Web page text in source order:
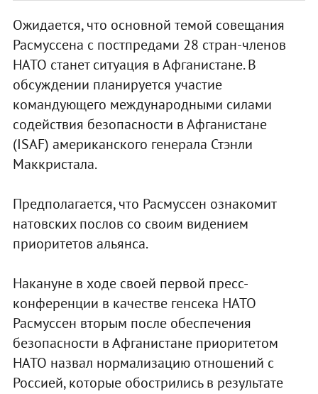
Ожидается, что основной темой совещания
Расмуссена с постпредами 28 стран-членов
НАТО станет ситуация в Афганистане. В
обсуждении планируется участие
командующего международными силами
содействия безопасности в Афганистане
(ISAF) американского генерала Стэнли
Маккристала.
Предполагается, что Расмуссен ознакомит
натовских послов со своим видением
приоритетов альянса.
Накануне в ходе своей первой пресс-
конференции в качестве генсека НАТО
Расмуссен вторым после обеспечения
безопасности в Афганистане приоритетом
НАТО назвал нормализацию отношений с
Россией, которые обострились в результате